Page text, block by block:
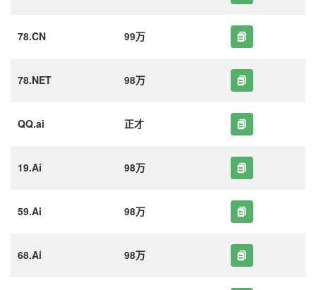
78.CN 99万
78.NET 98万
QQ.ai 正才
19.Ai 98万
59.Ai 98万
68.Ai 98万